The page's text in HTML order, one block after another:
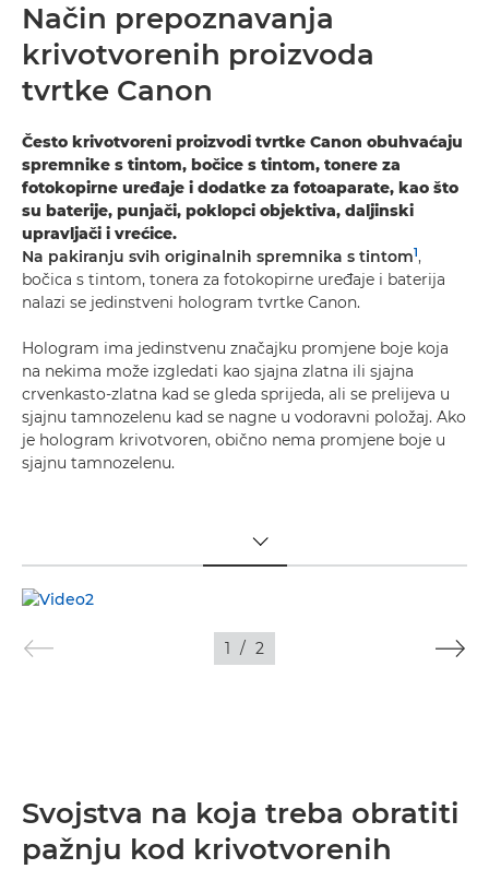
Način prepoznavanja
krivotvorenih proizvoda
tvrtke Canon
Često krivotvoreni proizvodi tvrtke Canon obuhvaćaju
spremnike s tintom, bočice s tintom, tonere za
fotokopirne uređaje i dodatke za fotoaparate, kao što
su baterije, punjači, poklopci objektiva, daljinski
upravljači i vrećice.
Na pakiranju svih originalnih spremnika s tintom1,
bočica s tintom, tonera za fotokopirne uređaje i baterija
nalazi se jedinstveni hologram tvrtke Canon.
Hologram ima jedinstvenu značajku promjene boje koja
na nekima može izgledati kao sjajna zlatna ili sjajna
crvenkasto-zlatna kad se gleda sprijeda, ali se prelijeva u
sjajnu tamnozelenu kad se nagne u vodoravni položaj. Ako
je hologram krivotvoren, obično nema promjene boje u
sjajnu tamnozelenu.
TOGGLE MENU
1 / 2
Svojstva na koja treba obratiti
pažnju kod krivotvorenih